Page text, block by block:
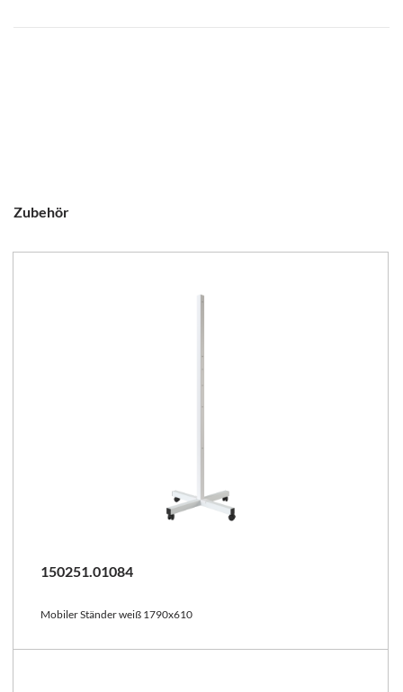
Zubehör
150251.01084
Mobiler Ständer weiß 1790x610